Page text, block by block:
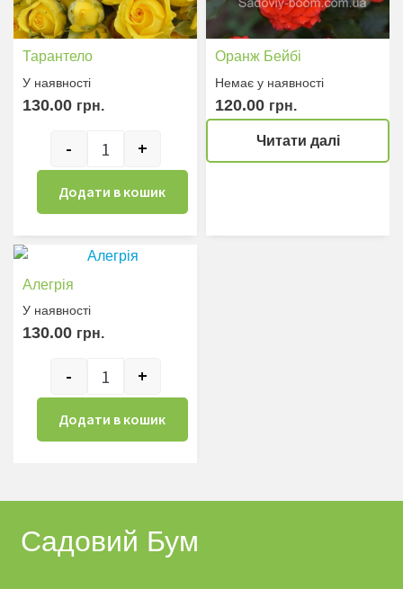
Тарантело
130.00 грн.
У наявностi
Тарантело кількість
- +
Додати в кошик
Оранж Бейбі
120.00 грн.
Немає у наявностi
Читати далі
Алегрія
130.00 грн.
У наявностi
Алегрія кількість
- +
Додати в кошик
Садовий Бум